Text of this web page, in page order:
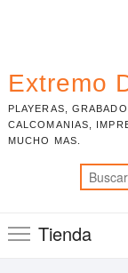
Extremo
PLAYERAS,
CALCOMANIAS,
MUCHO MAS.
Tienda